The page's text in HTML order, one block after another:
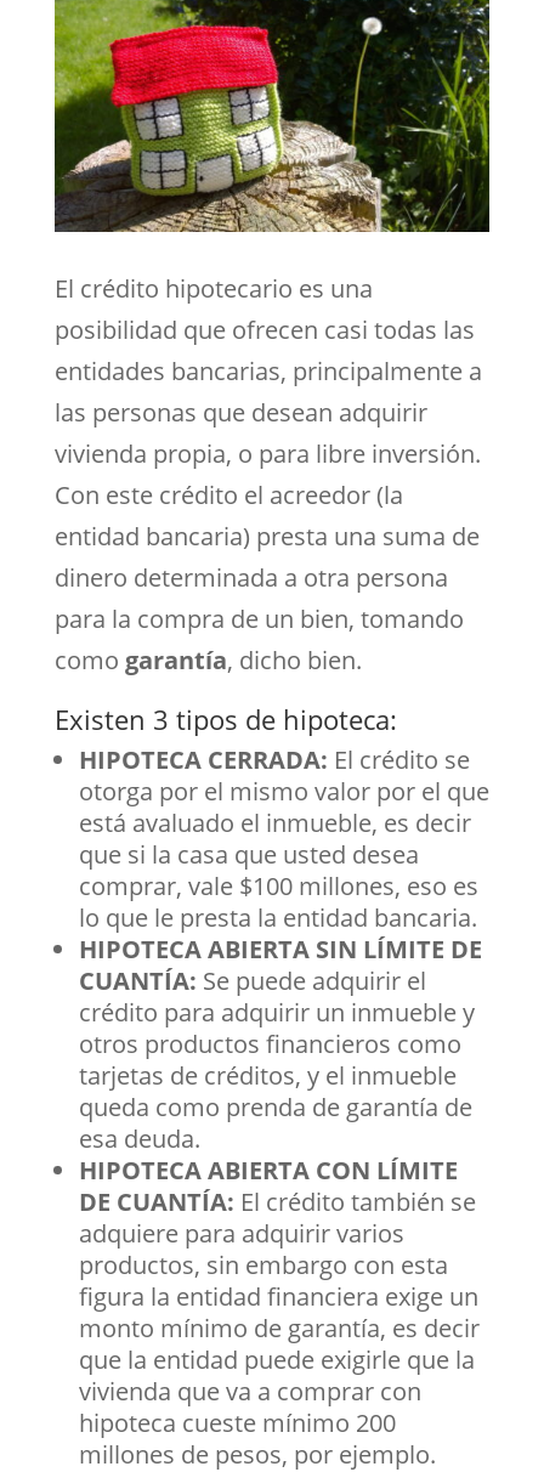
El crédito hipotecario es una
posibilidad que ofrecen casi todas las
entidades bancarias, principalmente a
las personas que desean adquirir
vivienda propia, o para libre inversión.
Con este crédito el acreedor (la
entidad bancaria) presta una suma de
dinero determinada a otra persona
para la compra de un bien, tomando
como garantía, dicho bien.
Existen 3 tipos de hipoteca:
HIPOTECA CERRADA: El crédito se
otorga por el mismo valor por el que
está avaluado el inmueble, es decir
que si la casa que usted desea
comprar, vale $100 millones, eso es
lo que le presta la entidad bancaria.
HIPOTECA ABIERTA SIN LÍMITE DE
CUANTÍA: Se puede adquirir el
crédito para adquirir un inmueble y
otros productos financieros como
tarjetas de créditos, y el inmueble
queda como prenda de garantía de
esa deuda.
HIPOTECA ABIERTA CON LÍMITE
DE CUANTÍA: El crédito también se
adquiere para adquirir varios
productos, sin embargo con esta
figura la entidad financiera exige un
monto mínimo de garantía, es decir
que la entidad puede exigirle que la
vivienda que va a comprar con
hipoteca cueste mínimo 200
millones de pesos, por ejemplo.